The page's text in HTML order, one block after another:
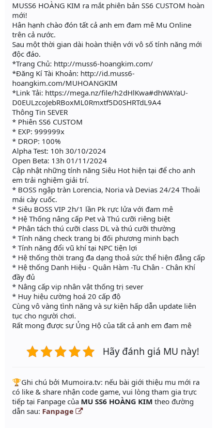
MUSS6 HOÀNG KIM ra mắt phiên bản SS6 CUSTOM hoàn
mới!
Hân hạnh chào đón tất cả anh em đam mê Mu Online
trên cả nước.
Sau một thời gian dài hoàn thiện với vô số tính năng mới
độc đáo.
*Trang Chủ: http://muss6-hoangkim.com/
*Đăng Kí Tài Khoản: http://id.muss6-
hoangkim.com/MUHOANGKIM
*Link Tải: https://mega.nz/file/h2dHlKwa#dhWAYaU-
D0EULzcoJebRBoxML0Rmxtf5D0SHRTdL9A4
Thông Tin SEVER
* Phiên SS6 CUSTOM
* EXP: 999999x
* DROP: 100%
Alpha Test: 10h 30/10/2024
Open Beta: 13h 01/11/2024
Cập nhật những tính năng Siêu Hot hiện tại để cho anh
em trải nghiệm giải trí.
* BOSS ngập tràn Lorencia, Noria và Devias 24/24 Thoải
mái cày cuốc.
* Siêu BOSS VIP 2h/1 lần Pk rực lửa với đam mê
* Hệ Thống nâng cấp Pet và Thú cưỡi riêng biệt
* Phân tách thú cưỡi class DL và thú cưỡi thường
* Tính năng check trang bị đối phương minh bạch
* Tính năng đổi vũ khí tại NPC tiện lợi
* Hệ thống thời trang đa dạng thoả sức thể hiện đẳng cấp
* Hệ thống Danh Hiệu - Quân Hàm -Tu Chân - Chân Khí
đầy đủ
* Nâng cấp vip nhân vật thống trị sever
* Huy hiệu cường hoá 20 cấp độ
Cùng vô vàng tình năng và sự kiện hấp dẫn update liên
tục cho người chơi.
Rất mong được sự Ủng Hộ của tất cả anh em đam mê
Hãy đánh giá MU này!
️🏆Ghi chú bởi Mumoira.tv: nếu bài giới thiệu mu mới ra
có like & share nhận code game, vui lòng tham gia trực
tiếp tại Fanpage của MU SS6 HOÀNG KIM theo đường
dẫn sau: Fanpage